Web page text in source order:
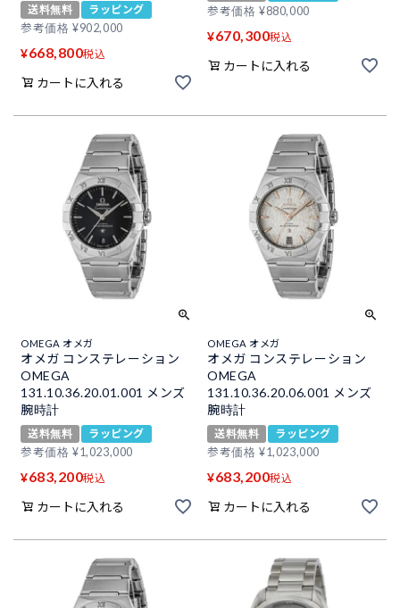
送料無料
ラッピング
参考価格 ¥902,000
¥668,800税込
カートに入れる
参考価格 ¥880,000
¥670,300税込
カートに入れる
OMEGA オメガ
オメガ コンステレーション
OMEGA
131.10.36.20.01.001 メンズ
腕時計
送料無料
ラッピング
参考価格 ¥1,023,000
¥683,200税込
カートに入れる
OMEGA オメガ
オメガ コンステレーション
OMEGA
131.10.36.20.06.001 メンズ
腕時計
送料無料
ラッピング
参考価格 ¥1,023,000
¥683,200税込
カートに入れる